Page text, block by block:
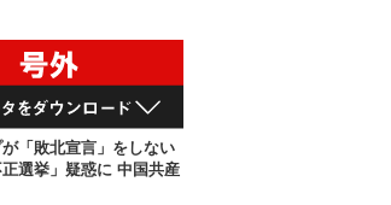
が「敗北宣言」をしない
選挙」疑惑に 中国共産